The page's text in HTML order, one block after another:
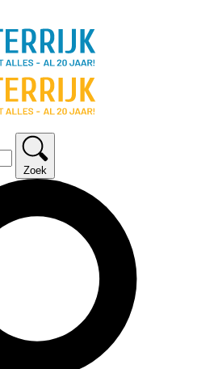
Zoek